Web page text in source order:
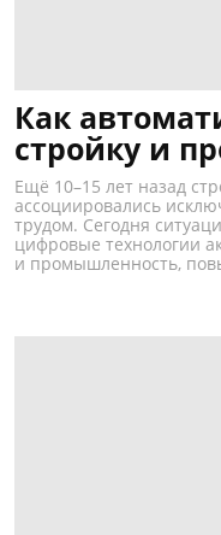
Как
стройку и
Ещё 10–15 лет назад
ассоциировались
трудом. Сегодня
цифровые технологии
и промышленность,